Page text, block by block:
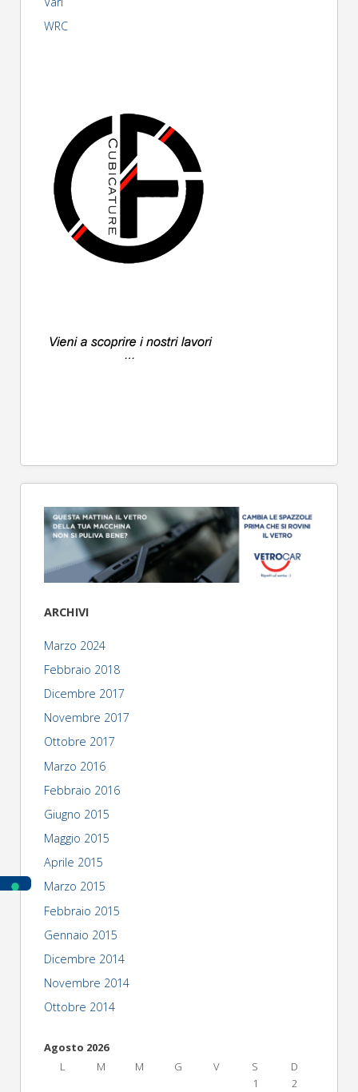
WRC
ARCHIVI
Marzo 2024
Febbraio 2018
Dicembre 2017
Novembre 2017
Ottobre 2017
Marzo 2016
Febbraio 2016
Giugno 2015
Maggio 2015
Aprile 2015
Marzo 2015
Febbraio 2015
Gennaio 2015
Dicembre 2014
Novembre 2014
Ottobre 2014
Agosto 2026
L
M M G V S
D
1
2